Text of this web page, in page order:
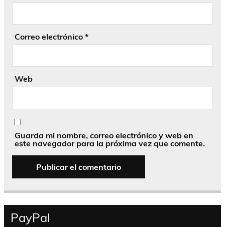
Correo electrónico *
Web
Guarda mi nombre, correo electrónico y web en
este navegador para la próxima vez que comente.
PayPal